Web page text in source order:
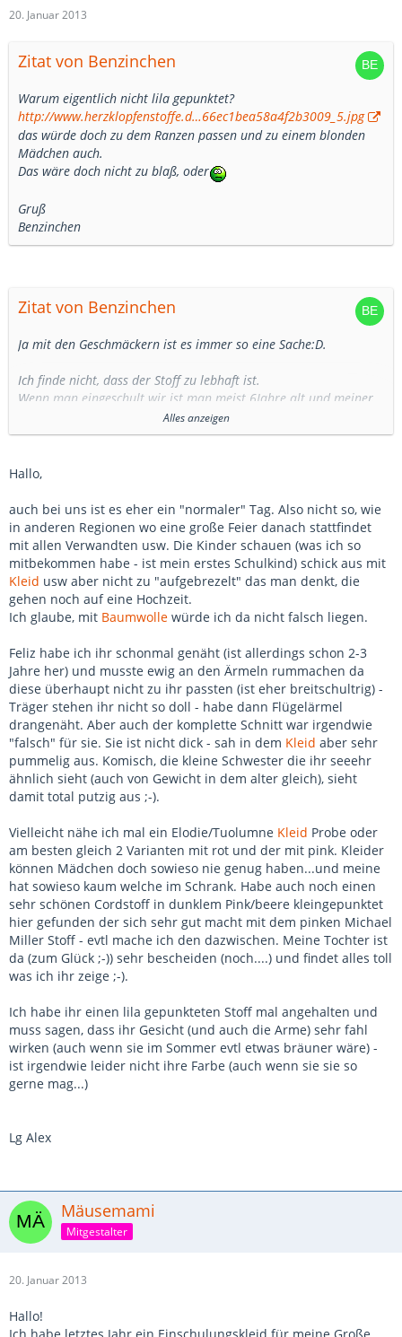
20. Januar 2013
Zitat von Benzinchen
Warum eigentlich nicht lila gepunktet?
http://www.herzklopfenstoffe.d…66ec1bea58a4f2b3009_5.jpg
das würde doch zu dem Ranzen passen und zu einem blonden
Mädchen auch.
Das wäre doch nicht zu blaß, oder
Gruß
Benzinchen
Zitat von Benzinchen
Ja mit den Geschmäckern ist es immer so eine Sache:D.
Ich finde nicht, dass der Stoff zu lebhaft ist.
Wenn man eingeschult wir ist man meist 6Jahre alt und meiner
Meinung nach, darf man da durchaus sehr bunt gekleidet sein.
Ereignis würde ich das nicht sehen.
werden, hier bei uns auf dem Lande macht an da keinen so
großen Akt draus.
Ein Geburtstag wir bei uns in der Regel größer gefeiert.
Alles anzeigen
Hallo,
auch bei uns ist es eher ein "normaler" Tag. Also nicht so, wie
in anderen Regionen wo eine große Feier danach stattfindet
mit allen Verwandten usw. Die Kinder schauen (was ich so
mitbekommen habe - ist mein erstes Schulkind) schick aus mit
Kleid usw aber nicht zu "aufgebrezelt" das man denkt, die
gehen noch auf eine Hochzeit.
Ich glaube, mit Baumwolle würde ich da nicht falsch liegen.
Feliz habe ich ihr schonmal genäht (ist allerdings schon 2-3
Jahre her) und musste ewig an den Ärmeln rummachen da
diese überhaupt nicht zu ihr passten (ist eher breitschultrig) -
Träger stehen ihr nicht so doll - habe dann Flügelärmel
drangenäht. Aber auch der komplette Schnitt war irgendwie
"falsch" für sie. Sie ist nicht dick - sah in dem Kleid aber sehr
pummelig aus. Komisch, die kleine Schwester die ihr seeehr
ähnlich sieht (auch von Gewicht in dem alter gleich), sieht
damit total putzig aus ;-).
Vielleicht nähe ich mal ein Elodie/Tuolumne Kleid Probe oder
am besten gleich 2 Varianten mit rot und der mit pink. Kleider
können Mädchen doch sowieso nie genug haben...und meine
hat sowieso kaum welche im Schrank. Habe auch noch einen
sehr schönen Cordstoff in dunklem Pink/beere kleingepunktet
hier gefunden der sich sehr gut macht mit dem pinken Michael
Miller Stoff - evtl mache ich den dazwischen. Meine Tochter ist
da (zum Glück ;-)) sehr bescheiden (noch....) und findet alles toll
was ich ihr zeige ;-).
Ich habe ihr einen lila gepunkteten Stoff mal angehalten und
muss sagen, dass ihr Gesicht (und auch die Arme) sehr fahl
wirken (auch wenn sie im Sommer evtl etwas bräuner wäre) -
ist irgendwie leider nicht ihre Farbe (auch wenn sie sie so
gerne mag...)
Lg Alex
Mäusemami
Mitgestalter
20. Januar 2013
Hallo!